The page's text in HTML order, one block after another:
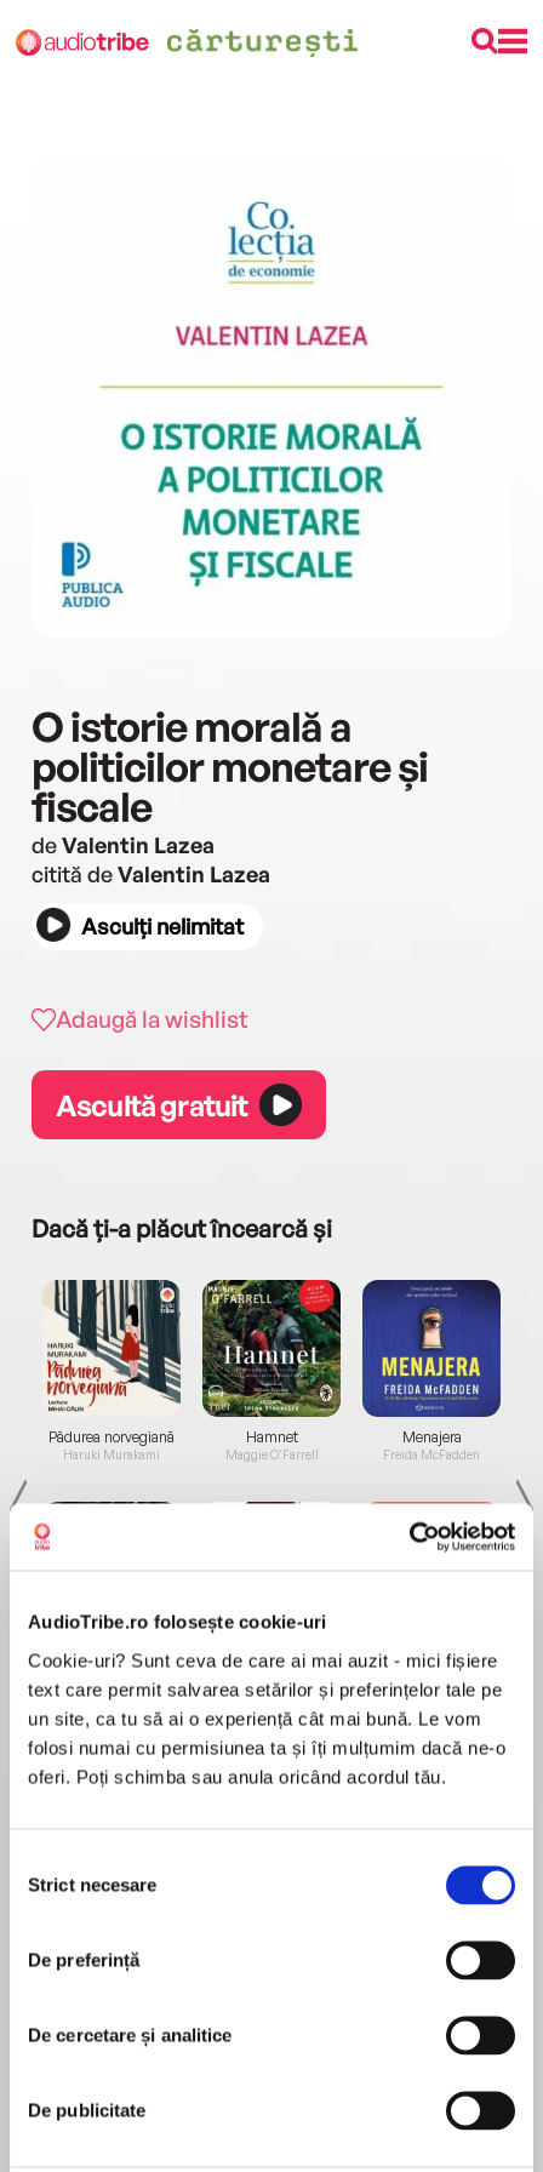
AudioTribe.ro folosește cookie-uri
Cookie-uri? Sunt ceva de care ai mai auzit - mici fișiere
text care permit salvarea setărilor și preferințelor tale pe
un site, ca tu să ai o experiență cât mai bună. Le vom
folosi numai cu permisiunea ta și îți mulțumim dacă ne-o
oferi. Poți schimba sau anula oricând acordul tău.
consimțământului
Strict necesare
De preferință
De cercetare și analitice
De publicitate
O istorie morală a
politicilor monetare și
fiscale
deValentin Lazea
citită deValentin Lazea
Asculți nelimitat
Adaugă la wishlist
Ascultă gratuit
Dacă ți-a plăcut încearcă și
Pădurea norvegiană
Haruki Murakami
Elita de Argint (Elita
Hamnet
Maggie O'Farrell
Diavolul se îmbracă de
Menajera
Freida McFadden
Migdală
plan macroeconomic, a mentalităților specifice
funcție de evoluțiile tehnologice, politice și
sociale. Volumul de față își propune să ofere
ultimii 150 de ani.
nespecialist, această carte poate fi citită, cu
În acest moment nu există recenzii